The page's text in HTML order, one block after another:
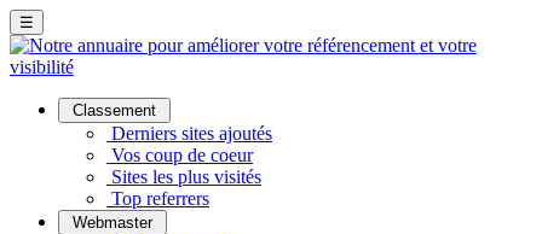
☰
Classement
Derniers sites ajoutés
Vos coup de coeur
Sites les plus visités
Top referrers
Webmaster